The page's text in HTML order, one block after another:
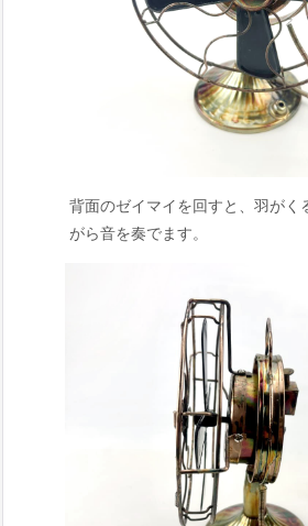
背面のゼイマイを回すと、羽がく
がら音を奏でます。